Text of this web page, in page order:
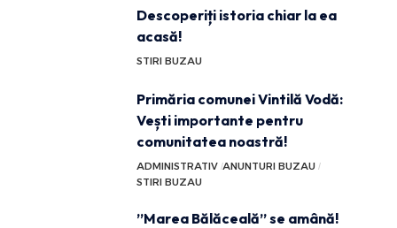
Descoperiți istoria chiar la ea
acasă!
STIRI BUZAU
Primăria comunei Vintilă Vodă:
Vești importante pentru
comunitatea noastră!
ADMINISTRATIV ANUNTURI BUZAU
STIRI BUZAU
”Marea Bălăceală” se amână!